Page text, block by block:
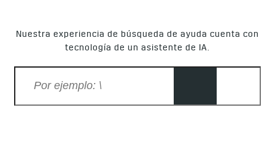
Nuestra experiencia de búsqueda de ayuda cuenta con
tecnología de un asistente de IA.